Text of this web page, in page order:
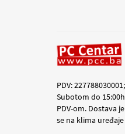
PDV:
Subotom do
PDV-om. Dostava
se na klima